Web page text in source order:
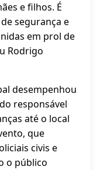
e filhos. É
segurança e
em prol de
Rodrigo
desempenhou
responsável
até o local
que
civis e
o público